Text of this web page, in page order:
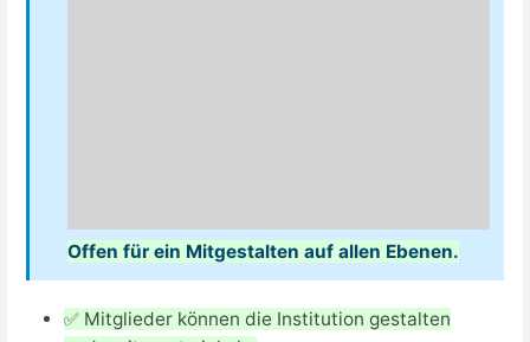
Offen für ein Mitgestalten auf allen Ebenen.
✅ Mitglieder können die Institution gestalten